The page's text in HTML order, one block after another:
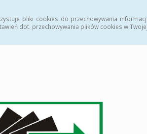
pliki cookies do przechowywania
dot. przechowywania plików cookies w